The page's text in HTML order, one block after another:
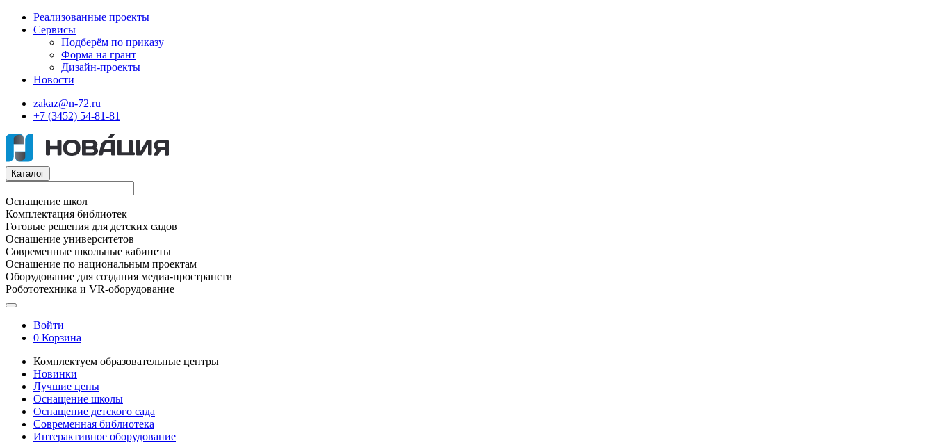
Реализованные проекты
Сервисы
Подберём по приказу
Форма на грант
Дизайн-проекты
Новости
zakaz@n-72.ru
+7 (3452) 54-81-81
Каталог
Оснащение школ
Комплектация библиотек
Готовые решения для детских садов
Оснащение университетов
Современные школьные кабинеты
Оснащение по национальным проектам
Оборудование для создания медиа-пространств
Робототехника и VR-оборудование
Войти
0 Корзина
Комплектуем образовательные центры
Новинки
Лучшие цены
Оснащение школы
Оснащение детского сада
Современная библиотека
Интерактивное оборудование